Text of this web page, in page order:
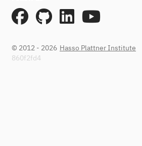
© 2012 - 2026 Hasso Plattner Institute
860f2fd4